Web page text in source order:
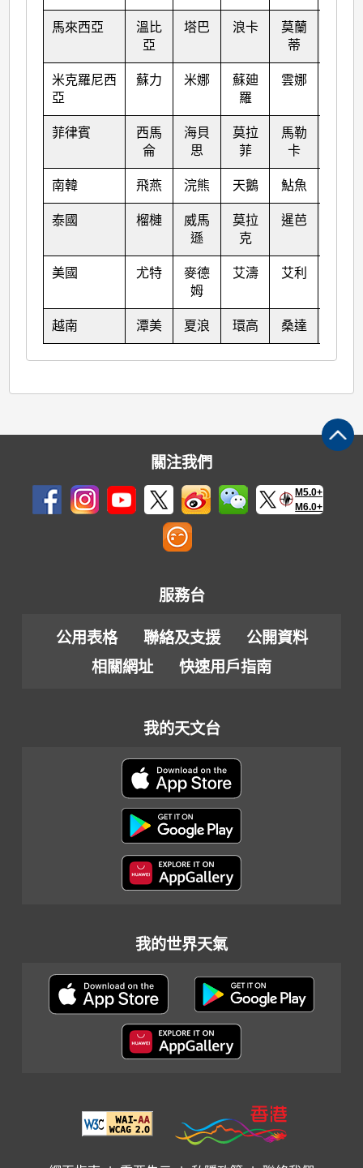
馬來西亞
溫比
亞
塔巴 浪卡
莫蘭
蒂
米克羅尼西
亞
蘇力 米娜
蘇廸
羅
雲娜
菲律賓
西馬
侖
海貝
思
莫拉
菲
馬勒
卡
南韓 飛燕 浣熊 天鵝 鮎魚
泰國 榴槤
威馬
遜
莫拉
克
暹芭
美國 尤特
麥德
姆
艾濤 艾利
越南 潭美 夏浪 環高 桑達
關注我們
M5.0+
M6.0+
服務台
公用表格 聯絡及支援
公開資料
相關網址
快速用戶指南
我的天文台
我的世界天氣